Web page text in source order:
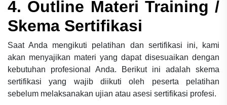
4. Outline Materi Training /
Skema Sertifikasi
Saat Anda mengikuti pelatihan dan sertifikasi ini, kami
akan menyajikan materi yang dapat disesuaikan dengan
kebutuhan profesional Anda. Berikut ini adalah skema
sertifikasi yang wajib diikuti oleh peserta pelatihan
sebelum melaksanakan ujian atau asesi sertifikasi profesi.